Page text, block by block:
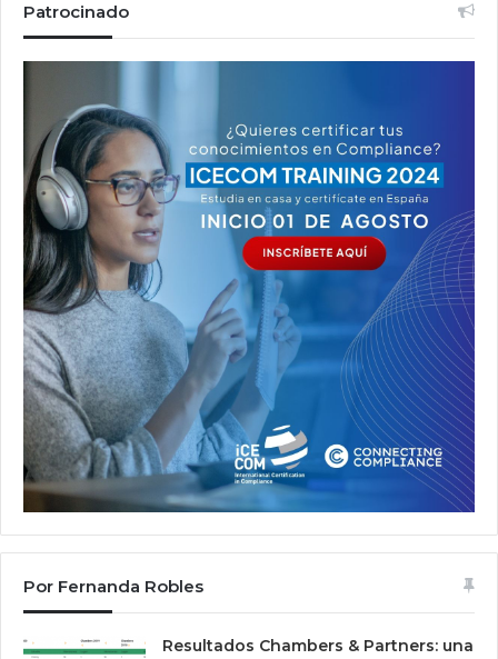
Patrocinado
Por Fernanda Robles
Resultados Chambers & Partners: una